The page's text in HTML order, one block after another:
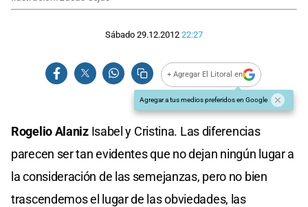
Sábado 29.12.2012 22:27
+ Agregar El Litoral en
Agregar a tus medios preferidos en Google
Rogelio AlanizIsabel y Cristina. Las diferencias
parecen ser tan evidentes que no dejan ningún lugar a
la consideración de las semejanzas, pero no bien
trascendemos el lugar de las obviedades, las